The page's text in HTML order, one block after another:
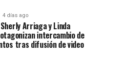
4 días ago
Arriaga y Linda
intercambio de
tras difusión de video